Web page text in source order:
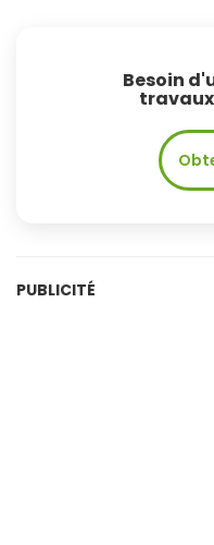
Besoin
PUBLICITÉ